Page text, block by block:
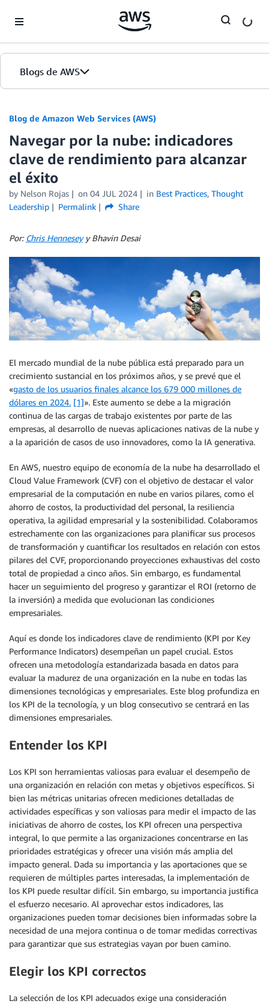
Blogs de AWS
Inicio
Ediciones
Blog de Amazon Web Services (AWS)
Navegar por la nube: indicadores
clave de rendimiento para alcanzar
el éxito
by Nelson Rojas on 04 JUL 2024 in Best Practices, Thought
Leadership
Permalink Share
Por:Chris Henneseyy Bhavin Desai
El mercado mundial de la nube pública está preparado para un
crecimiento sustancial en los próximos años, y se prevé que el
«gasto de los usuarios finales alcance los 679 000 millones de
dólares en 2024. [1]». Este aumento se debe a la migración
continua de las cargas de trabajo existentes por parte de las
empresas, al desarrollo de nuevas aplicaciones nativas de la nube y
a la aparición de casos de uso innovadores, como la IA generativa.
En AWS, nuestro equipo de economía de la nube ha desarrollado el
Cloud Value Framework (CVF) con el objetivo de destacar el valor
empresarial de la computación en nube en varios pilares, como el
ahorro de costos, la productividad del personal, la resiliencia
operativa, la agilidad empresarial y la sostenibilidad. Colaboramos
estrechamente con las organizaciones para planificar sus procesos
de transformación y cuantificar los resultados en relación con estos
pilares del CVF, proporcionando proyecciones exhaustivas del costo
total de propiedad a cinco años. Sin embargo, es fundamental
hacer un seguimiento del progreso y garantizar el ROI (retorno de
la inversión) a medida que evolucionan las condiciones
empresariales.
Aquí es donde los indicadores clave de rendimiento (KPI por Key
Performance Indicators) desempeñan un papel crucial. Estos
ofrecen una metodología estandarizada basada en datos para
evaluar la madurez de una organización en la nube en todas las
dimensiones tecnológicas y empresariales. Este blog profundiza en
los KPI de la tecnología, y un blog consecutivo se centrará en las
dimensiones empresariales.
Entender los KPI
Los KPI son herramientas valiosas para evaluar el desempeño de
una organización en relación con metas y objetivos específicos. Si
bien las métricas unitarias ofrecen mediciones detalladas de
actividades específicas y son valiosas para medir el impacto de las
iniciativas de ahorro de costes, los KPI ofrecen una perspectiva
integral, lo que permite a las organizaciones concentrarse en las
prioridades estratégicas y ofrecer una visión más amplia del
impacto general. Dada su importancia y las aportaciones que se
requieren de múltiples partes interesadas, la implementación de
los KPI puede resultar difícil. Sin embargo, su importancia justifica
el esfuerzo necesario. Al aprovechar estos indicadores, las
organizaciones pueden tomar decisiones bien informadas sobre la
necesidad de una mejora continua o de tomar medidas correctivas
para garantizar que sus estrategias vayan por buen camino.
Elegir los KPI correctos
La selección de los KPI adecuados exige una consideración